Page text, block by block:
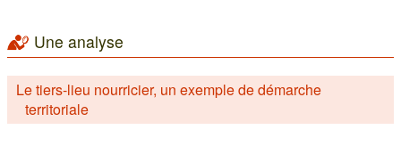
Une analyse
Le tiers-lieu nourricier, un exemple de démarche
territoriale